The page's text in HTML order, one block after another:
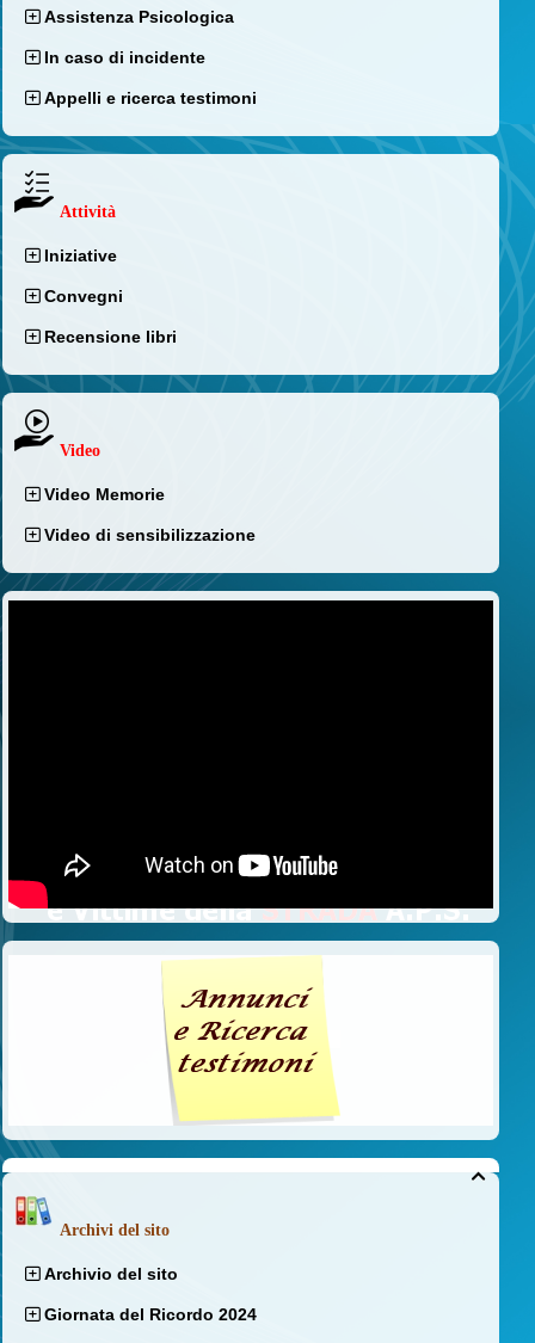
Assistenza Psicologica
In caso di incidente
Appelli e ricerca testimoni
Attività
Iniziative
Convegni
Recensione libri
Video
Video Memorie
Video di sensibilizzazione

Archivi del sito
Archivio del sito
Giornata del Ricordo 2024